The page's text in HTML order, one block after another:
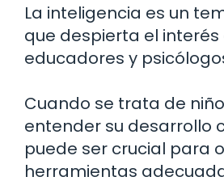
La inteligencia es un
que despierta el
educadores y
Cuando se trata de
entender su desarrollo
puede ser crucial para
herramientas